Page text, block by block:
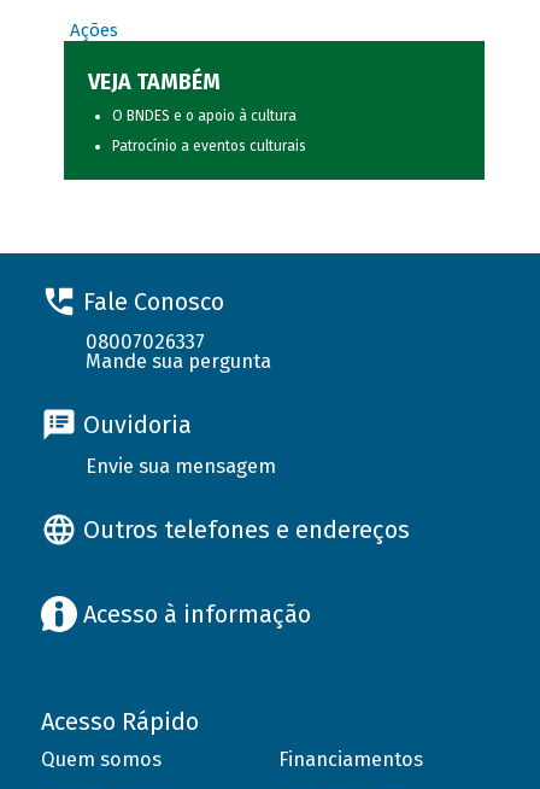
Ações
VEJA TAMBÉM
O BNDES e o apoio à cultura
Patrocínio a eventos culturais
Fale Conosco
08007026337
Mande sua pergunta
Ouvidoria
Envie sua mensagem
Outros telefones e endereços
Acesso à informação
Acesso Rápido
Quem somos
Financiamentos